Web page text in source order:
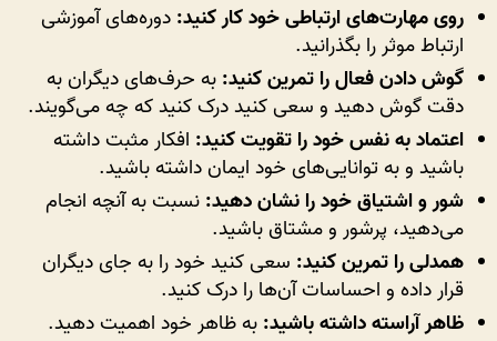
روی مهارت‌های ارتباطی خود کار کنید: دوره‌های آموزشی
ارتباط موثر را بگذرانید.
گوش دادن فعال را تمرین کنید: به حرف‌های دیگران به
دقت گوش دهید و سعی کنید درک کنید که چه می‌گویند.
اعتماد به نفس خود را تقویت کنید: افکار مثبت داشته
باشید و به توانایی‌های خود ایمان داشته باشید.
شور و اشتیاق خود را نشان دهید: نسبت به آنچه انجام
می‌دهید، پرشور و مشتاق باشید.
همدلی را تمرین کنید: سعی کنید خود را به جای دیگران
قرار داده و احساسات آن‌ها را درک کنید.
ظاهر آراسته داشته باشید: به ظاهر خود اهمیت دهید.